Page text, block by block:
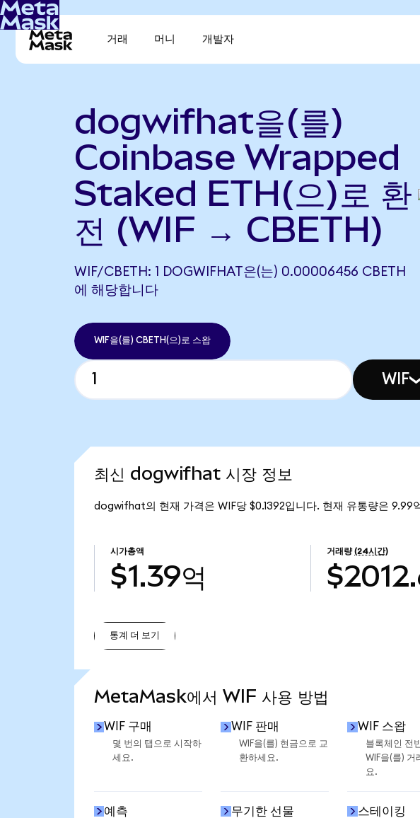
거래 머니 개발자
dogwifhat을(를)
Coinbase Wrapped
Staked ETH(으)로 환
전 (WIF → CBETH)
WIF/CBETH: 1 DOGWIFHAT은(는) 0.00006456 CBETH
에 해당합니다
WIF을(를) CBETH(으)로 스왑
WIF
최신 dogwifhat 시장 정보
dogwifhat의 현재 가격은 WIF당 $0.1392입니다. 현재 유통량은
시가총액
$1.39억
거래량 (24시간)
통계 더 보기
MetaMask에서 WIF 사용 방법
WIF 구매
몇 번의 탭으로 시작하
세요.
WIF 판매
WIF을(를) 현금으로 교
환하세요.
WIF 스왑
블록체인 전
WIF을(를) 거
요.
예측 무기한 선물 스테이킹